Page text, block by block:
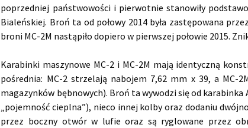
poprzedniej państwowości i pierwotnie stanowiły
Bialeńskiej. Broń ta od połowy 2014 była zastępowana
broni MC-2M nastąpiło dopiero w pierwszej połowie 2015.
Karabinki maszynowe MC-2 i MC-2M mają identyczną
pośrednia: MC-2 strzelają nabojem 7,62 mm x 39, a MC-
magazynków bębnowych). Broń ta wywodzi się od
„pojemność cieplna”), nieco innej kolby oraz dodaniu
przez boczny otwór w lufie oraz są ryglowane przez